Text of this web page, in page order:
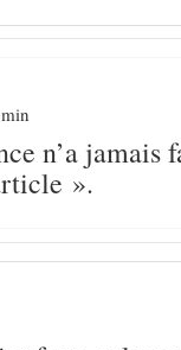
n’a jamais
».